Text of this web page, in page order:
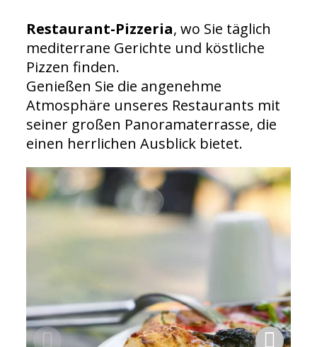
Restaurant-Pizzeria, wo Sie täglich
mediterrane Gerichte und köstliche
Pizzen finden.
Genießen Sie die angenehme
Atmosphäre unseres Restaurants mit
seiner großen Panoramaterrasse, die
einen herrlichen Ausblick bietet.